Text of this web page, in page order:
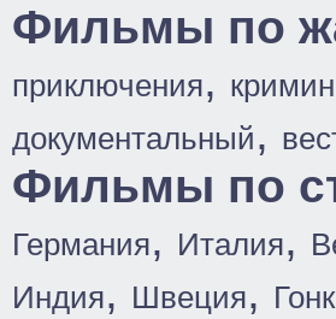
Фильмы по
приключения,
документальный,
Фильмы по
Германия, Италия,
Индия, Швеция,